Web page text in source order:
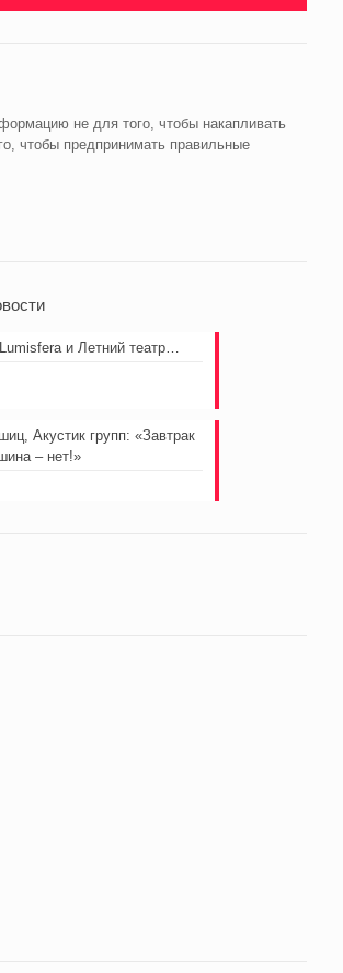
не для того, чтобы накапливать
чтобы предпринимать правильные
и Летний театр…
Акустик групп: «Завтрак
– нет!»